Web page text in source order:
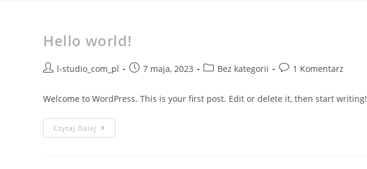
Hello world!
l-studio_com_pl 7 maja, 2023 Bez kategorii 1 Komentarz
Welcome to WordPress. This is your first post. Edit or delete it, then start writing!
Czytaj Dalej